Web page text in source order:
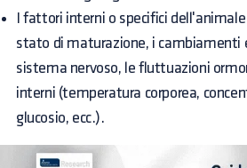
I fattori interni o specifici
stato di maturazione, i cambiamenti
sistema nervoso, le fluttuazioni
interni (temperatura corporea,
glucosio, ecc.).